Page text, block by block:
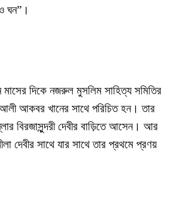
ঘন”।
দিকে নজরুল মুসলিম সাহিত্য সমিতির
আকবর খানের সাথে পরিচিত হন। তার
বিরজাসুন্দরী দেবীর বাড়িতে আসেন। আর
দেবীর সাথে যার সাথে তার প্রথমে প্রণয়